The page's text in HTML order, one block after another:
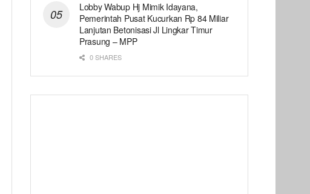
Lobby Wabup Hj Mimik Idayana,
Pemerintah Pusat Kucurkan Rp 84 Miliar
Lanjutan Betonisasi Jl Lingkar Timur
Prasung – MPP
0 SHARES